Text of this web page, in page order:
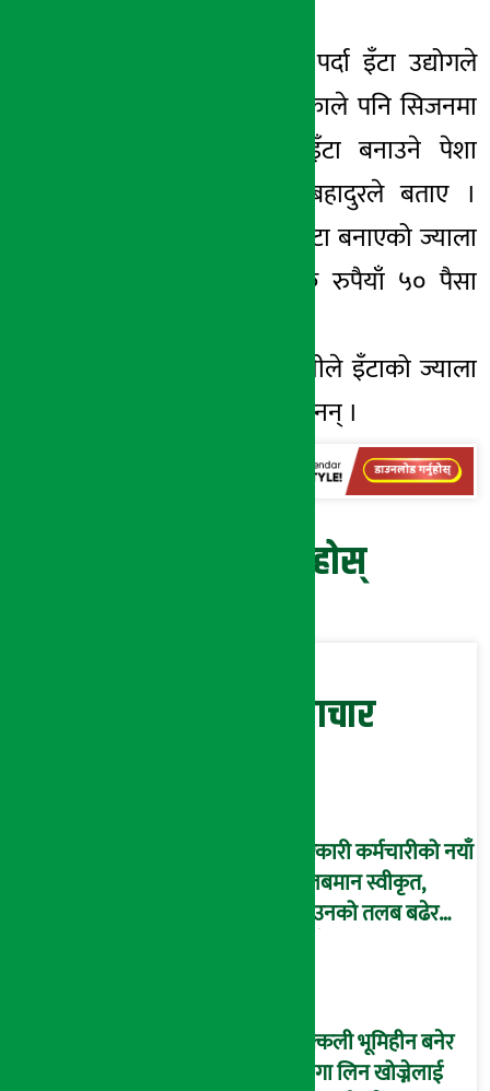
आफूलाई आवश्यक पर्दा इँटा उद्योगले
पेश्कीसमेत दिने भएकाले पनि सिजनमा
अन्य पेशा छाडेर इँटा बनाउने पेशा
अंगाल्ने गरेको रामबहादुरले बताए ।
रोजीनाका अनुसार इँटा बनाएको ज्याला
गतवर्ष प्रतिगोटा एक रुपैयाँ ५० पैसा
यसवर्ष भट्टा व्यवसायीले इँटाको ज्याला
भने निर्धारण गरेका छैनन् ।
प्रतिक्रिया दिनुहोस्
सम्बन्धित समाचार
सरकारी कर्मचारीको नयाँ
तलबमान स्वीकृत,
साउनको तलब बढेर
नक्कली भूमिहीन बनेर
जग्गा लिन खोज्नेलाई